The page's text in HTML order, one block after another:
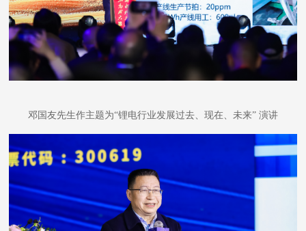
邓国友先生作主题为“锂电行业发展过去、现在、未来” 演讲